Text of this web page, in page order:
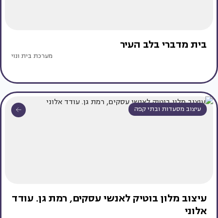
בית מדברי בלב העיר
מערכת בית ונוי
עיצוב מסעדות ובתי קפה
עיצוב מלון בוטיק לאנשי עסקים, רמת גן. עודד
אלוני